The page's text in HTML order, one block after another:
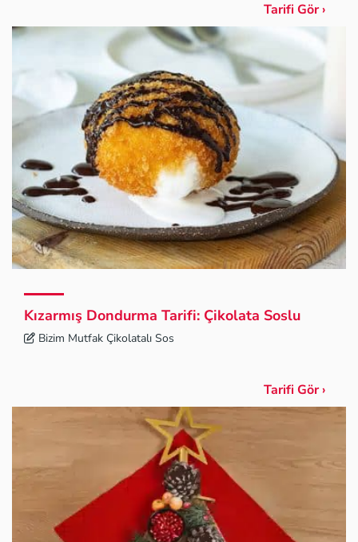
Tarifi Gör ›
Kızarmış Dondurma Tarifi: Çikolata Soslu
Bizim Mutfak Çikolatalı Sos
Tarifi Gör ›